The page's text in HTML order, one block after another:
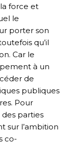
force et
le
porter son
qu’il
Car le
à un
de
publiques
Pour
des parties
sur l’ambition
co-